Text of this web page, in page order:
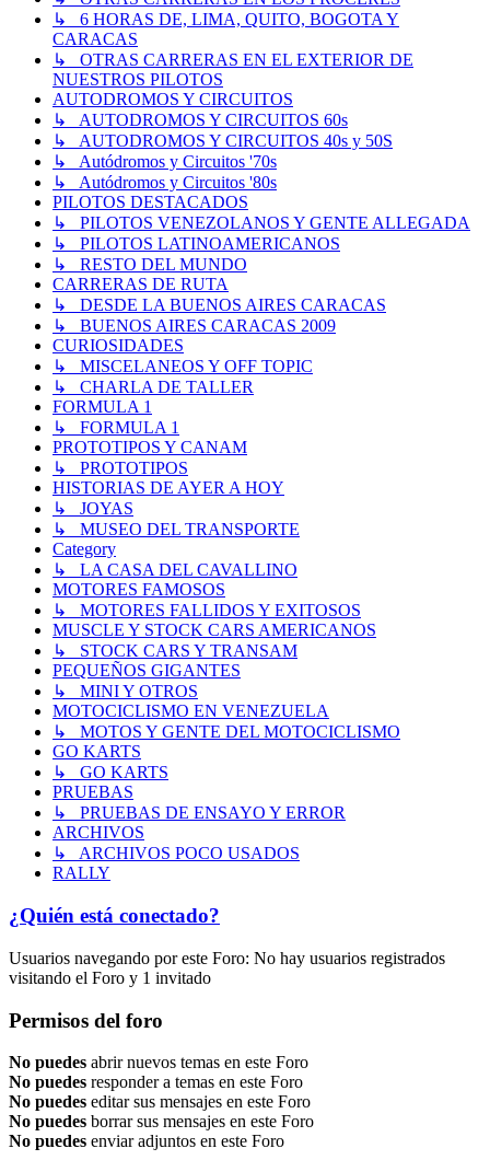
↳ 6 HORAS DE, LIMA, QUITO, BOGOTA Y
CARACAS
↳ OTRAS CARRERAS EN EL EXTERIOR DE
NUESTROS PILOTOS
AUTODROMOS Y CIRCUITOS
↳ AUTODROMOS Y CIRCUITOS 60s
↳ AUTODROMOS Y CIRCUITOS 40s y 50S
↳ Autódromos y Circuitos '70s
↳ Autódromos y Circuitos '80s
PILOTOS DESTACADOS
↳ PILOTOS VENEZOLANOS Y GENTE ALLEGADA
↳ PILOTOS LATINOAMERICANOS
↳ RESTO DEL MUNDO
CARRERAS DE RUTA
↳ DESDE LA BUENOS AIRES CARACAS
↳ BUENOS AIRES CARACAS 2009
CURIOSIDADES
↳ MISCELANEOS Y OFF TOPIC
↳ CHARLA DE TALLER
FORMULA 1
↳ FORMULA 1
PROTOTIPOS Y CANAM
↳ PROTOTIPOS
HISTORIAS DE AYER A HOY
↳ JOYAS
↳ MUSEO DEL TRANSPORTE
Category
↳ LA CASA DEL CAVALLINO
MOTORES FAMOSOS
↳ MOTORES FALLIDOS Y EXITOSOS
MUSCLE Y STOCK CARS AMERICANOS
↳ STOCK CARS Y TRANSAM
PEQUEÑOS GIGANTES
↳ MINI Y OTROS
MOTOCICLISMO EN VENEZUELA
↳ MOTOS Y GENTE DEL MOTOCICLISMO
GO KARTS
↳ GO KARTS
PRUEBAS
↳ PRUEBAS DE ENSAYO Y ERROR
ARCHIVOS
↳ ARCHIVOS POCO USADOS
RALLY
¿Quién está conectado?
Usuarios navegando por este Foro: No hay usuarios registrados
visitando el Foro y 1 invitado
Permisos del foro
No puedes abrir nuevos temas en este Foro
No puedes responder a temas en este Foro
No puedes editar sus mensajes en este Foro
No puedes borrar sus mensajes en este Foro
No puedes enviar adjuntos en este Foro